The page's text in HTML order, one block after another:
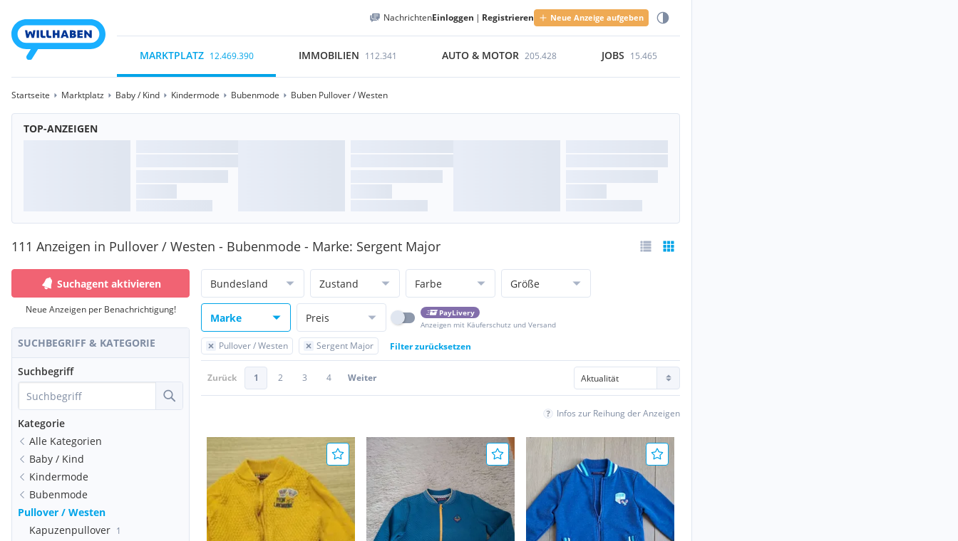
NachrichtenEinloggen | Registrieren Neue Anzeige aufgeben
MARKTPLATZ 12.469.390 IMMOBILIEN 112.341 AUTO & MOTOR 205.428 JOBS 15.465
Startseite Marktplatz Baby / Kind Kindermode Bubenmode Buben Pullover / Westen
TOP-ANZEIGEN
111 Anzeigen in Pullover / Westen - Bubenmode - Marke: Sergent Major
Suchagent aktivieren
Neue Anzeigen per Benachrichtigung!
SUCHBEGRIFF & KATEGORIE
Suchbegriff
Kategorie
Alle Kategorien
Baby / Kind
Kindermode
Bubenmode
Pullover / Westen
Kapuzenpullover 1
Bundesland Zustand Farbe Größe
Marke Preis
PayLivery
Anzeigen mit Käuferschutz und Versand
Pullover / Westen Sergent Major Filter zurücksetzen
Zurück 1 2 3 4 Weiter
Infos zur Reihung der Anzeigen